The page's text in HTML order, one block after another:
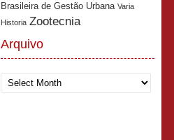
Brasileira de Gestão Urbana Varia
Historia Zootecnia
Arquivo
Arquivo